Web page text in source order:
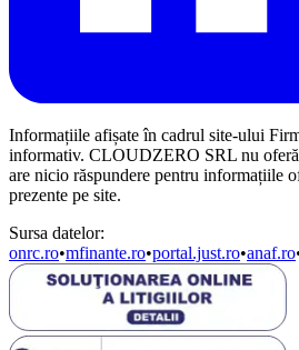
Informațiile afișate în cadrul site-ului
informativ. CLOUDZERO SRL nu
are nicio răspundere pentru informațiile
prezente pe site.
Sursa datelor:
onrc.ro•mfinante.ro•portal.just.ro•anaf.ro